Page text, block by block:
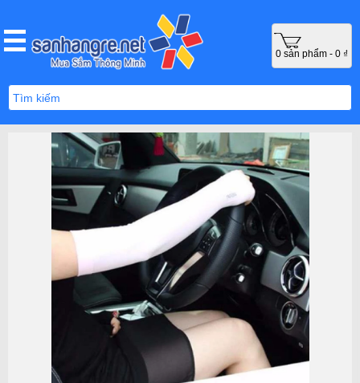
0 sản phẩm - 0 ₫